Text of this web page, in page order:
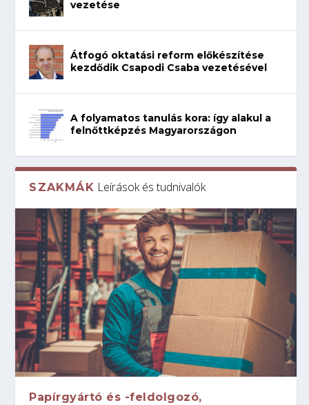
vezetése
Átfogó oktatási reform előkészítése
kezdődik Csapodi Csaba vezetésével
A folyamatos tanulás kora: így alakul a
felnőttképzés Magyarországon
SZAKMÁK Leírások és tudnivalók
Papírgyártó és -feldolgozó,